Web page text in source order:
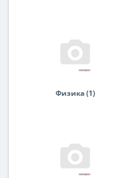
Физика (1)